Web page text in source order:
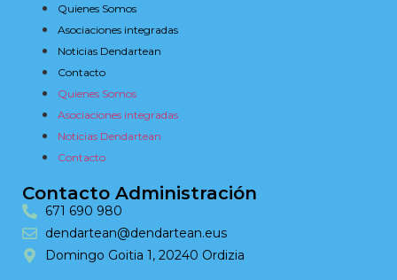
Quienes Somos
Asociaciones integradas
Noticias Dendartean
Contacto
Quienes Somos
Asociaciones integradas
Noticias Dendartean
Contacto
Contacto Administración
671 690 980
dendartean@dendartean.eus
Domingo Goitia 1, 20240 Ordizia